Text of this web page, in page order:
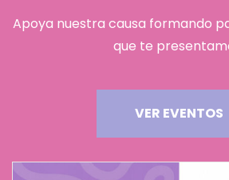
Apoya nuestra causa formando
que te
VER EVENTOS